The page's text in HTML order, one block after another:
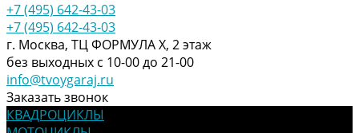
+7 (495) 642-43-03
+7 (495) 642-43-03
г. Москва, ТЦ ФОРМУЛА Х, 2 этаж
без выходных с 10-00 до 21-00
info@tvoygaraj.ru
Заказать звонок
КВАДРОЦИКЛЫ